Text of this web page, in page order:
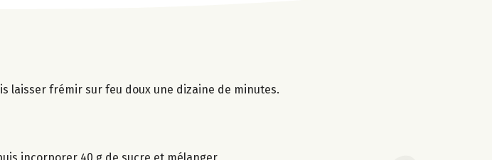
laisser frémir sur feu doux une dizaine de minutes.
incorporer 40 g de sucre et mélanger